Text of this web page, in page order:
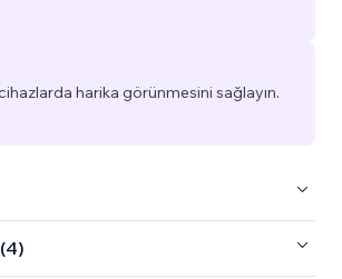
harika görünmesini sağlayın.